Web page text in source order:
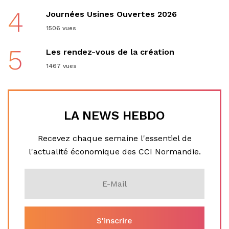
4 Journées Usines Ouvertes 2026
1506 vues
5 Les rendez-vous de la création
1467 vues
LA NEWS HEBDO
Recevez chaque semaine l'essentiel de
l'actualité économique des CCI Normandie.